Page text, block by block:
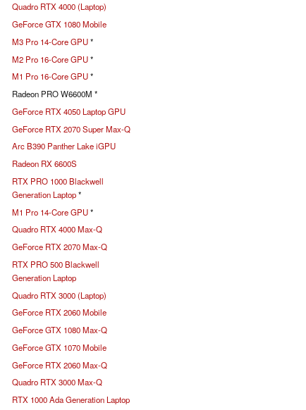
Quadro RTX 4000 (Laptop)
GeForce GTX 1080 Mobile
M3 Pro 14-Core GPU*
M2 Pro 16-Core GPU*
M1 Pro 16-Core GPU*
Radeon PRO W6600M *
GeForce RTX 4050 Laptop GPU
GeForce RTX 2070 Super Max-Q
Arc B390 Panther Lake iGPU
Radeon RX 6600S
RTX PRO 1000 Blackwell
Generation Laptop*
M1 Pro 14-Core GPU*
Quadro RTX 4000 Max-Q
GeForce RTX 2070 Max-Q
RTX PRO 500 Blackwell
Generation Laptop
Quadro RTX 3000 (Laptop)
GeForce RTX 2060 Mobile
GeForce GTX 1080 Max-Q
GeForce GTX 1070 Mobile
GeForce RTX 2060 Max-Q
Quadro RTX 3000 Max-Q
RTX 1000 Ada Generation Laptop